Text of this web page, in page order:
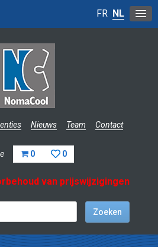
Nieuws Team Contact
0 0
FR NL
van prijswijzigingen